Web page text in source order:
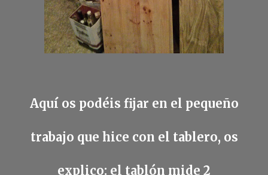
Aquí os podéis fijar en el pequeño
trabajo que hice con el tablero, os
explico: el tablón mide 2